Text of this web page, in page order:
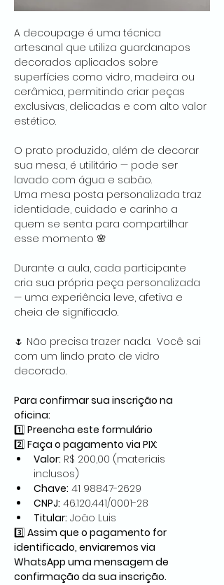
A decoupage é uma técnica
artesanal que utiliza guardanapos
decorados aplicados sobre
superfícies como vidro, madeira ou
cerâmica, permitindo criar peças
exclusivas, delicadas e com alto valor
estético.
O prato produzido, além de decorar
sua mesa, é utilitário — pode ser
lavado com água e sabão.
Uma mesa posta personalizada traz
identidade, cuidado e carinho a
quem se senta para compartilhar
esse momento 🌸
Durante a aula, cada participante
cria sua própria peça personalizada
— uma experiência leve, afetiva e
cheia de significado.
🌷 Não precisa trazer nada.  Você sai
com um lindo prato de vidro
decorado.
Para confirmar sua inscrição na
oficina:
1️⃣ Preencha este formulário
2️⃣ Faça o pagamento via PIX:
Valor: R$ 200,00 (materiais
inclusos)
Chave: 41 98847-2629
CNPJ: 46.120.441/0001-28
Titular: João Luis
3️⃣ Assim que o pagamento for
identificado, enviaremos via
WhatsApp uma mensagem de
confirmação da sua inscrição.